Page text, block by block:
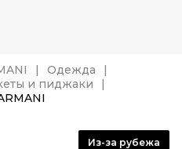
Одежда
и пиджаки
Из-за рубежа